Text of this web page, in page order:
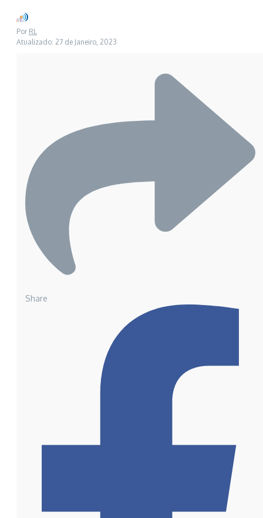
Por RL
Atualizado: 27 de Janeiro, 2023
Share